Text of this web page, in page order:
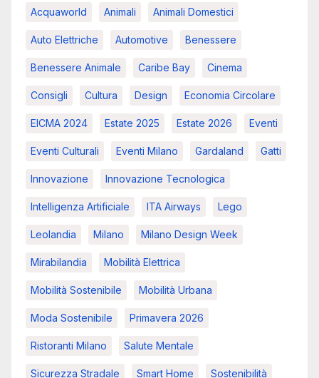
Acquaworld Animali Animali Domestici
Auto Elettriche Automotive Benessere
Benessere Animale Caribe Bay Cinema
Consigli Cultura Design Economia Circolare
EICMA 2024 Estate 2025 Estate 2026 Eventi
Eventi Culturali Eventi Milano Gardaland Gatti
Innovazione Innovazione Tecnologica
Intelligenza Artificiale ITA Airways Lego
Leolandia Milano Milano Design Week
Mirabilandia Mobilità Elettrica
Mobilità Sostenibile Mobilità Urbana
Moda Sostenibile Primavera 2026
Ristoranti Milano Salute Mentale
Sicurezza Stradale Smart Home Sostenibilità